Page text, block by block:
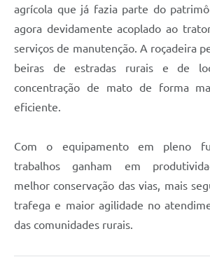
agrícola que já fazia parte do
agora devidamente acoplado ao
serviços de manutenção. A roçadeira
beiras de estradas rurais e de
concentração de mato de forma
eficiente.
Com o equipamento em pleno
trabalhos ganham em
melhor conservação das vias, mais
trafega e maior agilidade no
das comunidades rurais.